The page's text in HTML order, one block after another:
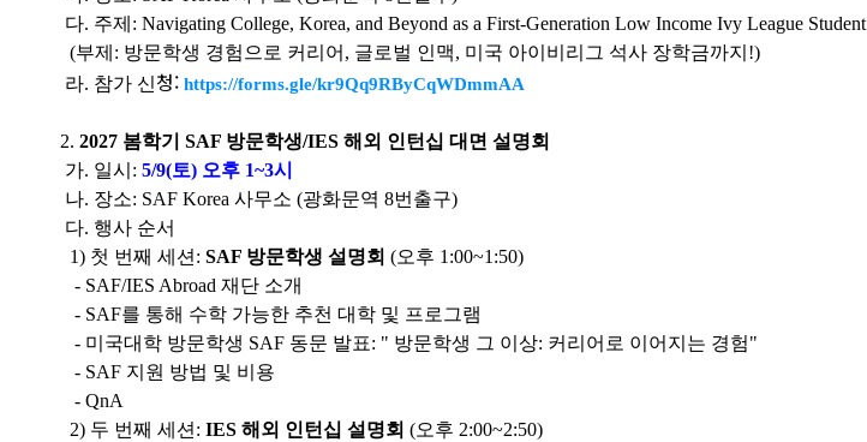
다. 주제: Navigating College, Korea, and Beyond as a First-Generation Low Income Ivy League Student
(부제: 방문학생 경험으로 커리어, 글로벌 인맥, 미국 아이비리그 석사 장학금까지!)
라. 참가 신청:https://forms.gle/kr9Qq9RByCqWDmmAA
2.2027 봄학기 SAF 방문학생/IES 해외 인턴십 대면 설명회
가. 일시:5/9(토) 오후 1~3시
나. 장소: SAF Korea 사무소 (광화문역 8번출구)
다. 행사 순서
1) 첫 번째 세션:SAF 방문학생 설명회 (오후 1:00~1:50)
- SAF/IES Abroad 재단 소개
- SAF를 통해 수학 가능한 추천 대학 및 프로그램
- 미국대학 방문학생 SAF 동문 발표: " 방문학생 그 이상: 커리어로 이어지는 경험"
- SAF 지원 방법 및 비용
- QnA
2) 두 번째 세션:IES 해외 인턴십 설명회 (오후 2:00~2:50)